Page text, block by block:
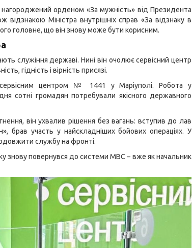
орденом «За мужність» від Президента
Міністра внутрішніх справ «За відзнаку в
головне, що він знову може бути корисним.
служіння державі. Нині він очолює сервісний центр
гідність і вірність присязі.
центром № 1441 у Маріуполі. Робота у
сотні громадян потребували якісного державного
він ухвалив рішення без вагань: вступив до лав
брав участь у найскладніших бойових операціях. У
службу на фронті.
знову повернувся до системи МВС – вже як начальник